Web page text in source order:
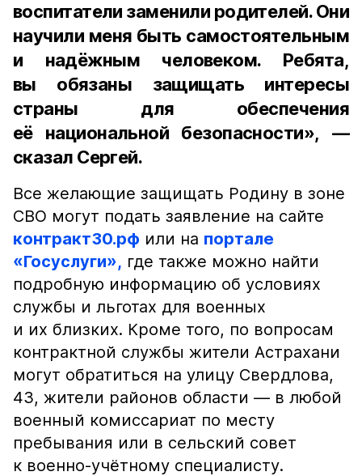
воспитатели заменили родителей. Они
научили меня быть самостоятельным
и надёжным человеком. Ребята,
вы обязаны защищать интересы
страны для обеспечения
её национальной безопасности», —
сказал Сергей.
Все желающие защищать Родину в зоне
СВО могут подать заявление на сайте
контракт30.рф или на портале
«Госуслуги», где также можно найти
подробную информацию об условиях
службы и льготах для военных
и их близких. Кроме того, по вопросам
контрактной службы жители Астрахани
могут обратиться на улицу Свердлова,
43, жители районов области — в любой
военный комиссариат по месту
пребывания или в сельский совет
к военно-учётному специалисту.